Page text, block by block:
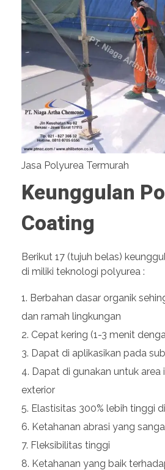
Jasa Polyurea Termurah
Keunggulan
Coating
Berikut 17 (tujuh belas)
di miliki teknologi polyurea :
Berbahan dasar organik
dan ramah lingkungan
Cepat kering (1-3 menit
Dapat di aplikasikan pada
Dapat di gunakan untuk area
exterior
Elastisitas 300% lebih tinggi
Ketahanan abrasi yang
Fleksibilitas tinggi
Ketahanan yang baik